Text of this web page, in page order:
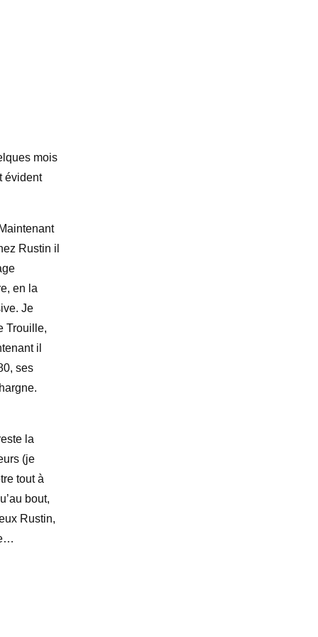
mois
évident
Rustin il
en la
Je
Trouille,
il
ses
la
(je
tout à
bout,
Rustin,